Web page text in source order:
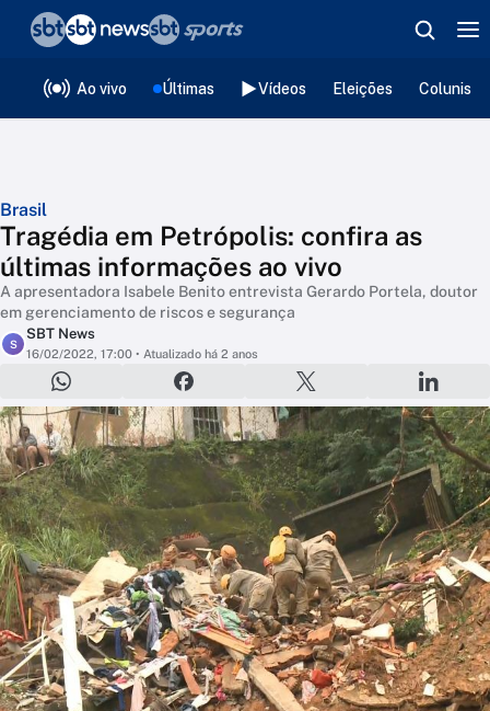
Ao vivo Últimas Vídeos Eleições
Brasil
Tragédia em Petrópolis: confira as
últimas informações ao vivo
A apresentadora Isabele Benito entrevista Gerardo Portela, doutor
em gerenciamento de riscos e segurança
S
SBT News
16/02/2022, 17:00 • Atualizado há 2 anos
❮voltar
Editorias